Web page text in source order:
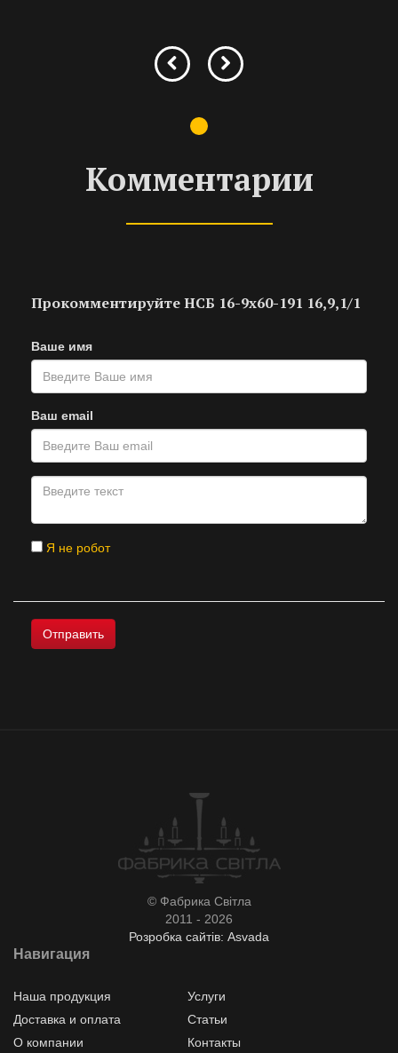
Комментарии
Прокомментируйте НСБ 16-9х60-191 16,9,1/1
Ваше имя
Ваш email
Я не робот
© Фабрика Світла
2011 - 2026
Розробка сайтів: Asvada
Навигация
Наша продукция
Услуги
Доставка и оплата
Статьи
О компании
Контакты